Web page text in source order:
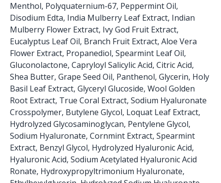
Menthol, Polyquaternium-67, Peppermint Oil,
Disodium Edta, India Mulberry Leaf Extract, Indian
Mulberry Flower Extract, Ivy God Fruit Extract,
Eucalyptus Leaf Oil, Branch Fruit Extract, Aloe Vera
Flower Extract, Propanediol, Spearmint Leaf Oil,
Gluconolactone, Capryloyl Salicylic Acid, Citric Acid,
Shea Butter, Grape Seed Oil, Panthenol, Glycerin, Holy
Basil Leaf Extract, Glyceryl Glucoside, Wool Golden
Root Extract, True Coral Extract, Sodium Hyaluronate
Crosspolymer, Butylene Glycol, Loquat Leaf Extract,
Hydrolyzed Glycosaminoglycan, Pentylene Glycol,
Sodium Hyaluronate, Cornmint Extract, Spearmint
Extract, Benzyl Glycol, Hydrolyzed Hyaluronic Acid,
Hyaluronic Acid, Sodium Acetylated Hyaluronic Acid
Ronate, Hydroxypropyltrimonium Hyaluronate,